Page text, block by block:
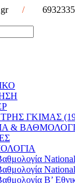
/
ΓΚΙΜΑΣ
&
Β’